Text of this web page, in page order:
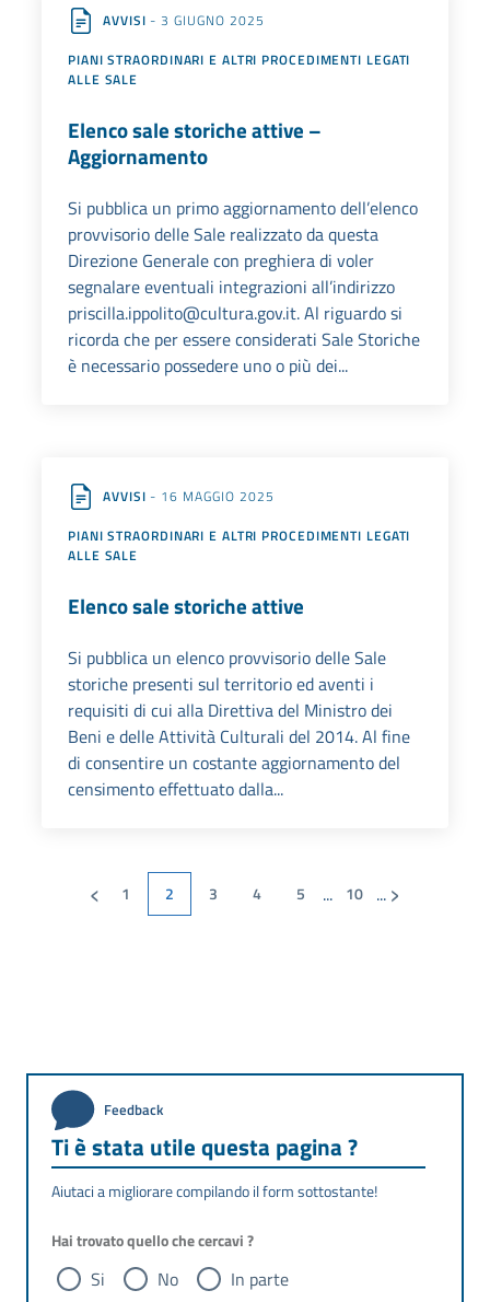
AVVISI - 3 GIUGNO 2025
PIANI STRAORDINARI E ALTRI PROCEDIMENTI LEGATI
ALLE SALE
Elenco sale storiche attive –
Aggiornamento
Si pubblica un primo aggiornamento dell’elenco
provvisorio delle Sale realizzato da questa
Direzione Generale con preghiera di voler
segnalare eventuali integrazioni all’indirizzo
priscilla.ippolito@cultura.gov.it. Al riguardo si
ricorda che per essere considerati Sale Storiche
è necessario possedere uno o più dei...
AVVISI - 16 MAGGIO 2025
PIANI STRAORDINARI E ALTRI PROCEDIMENTI LEGATI
ALLE SALE
Elenco sale storiche attive
Si pubblica un elenco provvisorio delle Sale
storiche presenti sul territorio ed aventi i
requisiti di cui alla Direttiva del Ministro dei
Beni e delle Attività Culturali del 2014. Al fine
di consentire un costante aggiornamento del
censimento effettuato dalla...
‹ 1 2 3 4 5 ... 10 ... ›
Feedback
Ti è stata utile questa pagina ?
Aiutaci a migliorare compilando il form sottostante!
Hai trovato quello che cercavi ?
Si No In parte